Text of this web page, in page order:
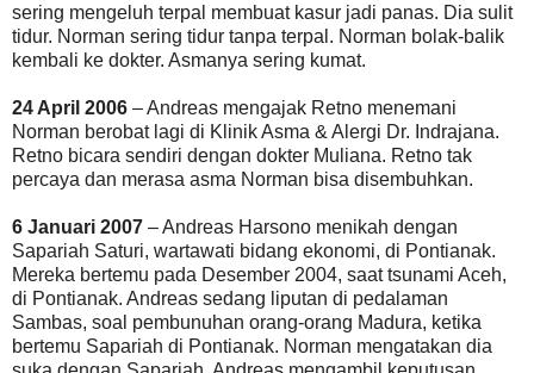
sering mengeluh terpal membuat kasur jadi panas. Dia sulit
tidur. Norman sering tidur tanpa terpal. Norman bolak-balik
kembali ke dokter. Asmanya sering kumat.
24 April 2006 – Andreas mengajak Retno menemani
Norman berobat lagi di Klinik Asma & Alergi Dr. Indrajana.
Retno bicara sendiri dengan dokter Muliana. Retno tak
percaya dan merasa asma Norman bisa disembuhkan.
6 Januari 2007 – Andreas Harsono menikah dengan
Sapariah Saturi, wartawati bidang ekonomi, di Pontianak.
Mereka bertemu pada Desember 2004, saat tsunami Aceh,
di Pontianak. Andreas sedang liputan di pedalaman
Sambas, soal pembunuhan orang-orang Madura, ketika
bertemu Sapariah di Pontianak. Norman mengatakan dia